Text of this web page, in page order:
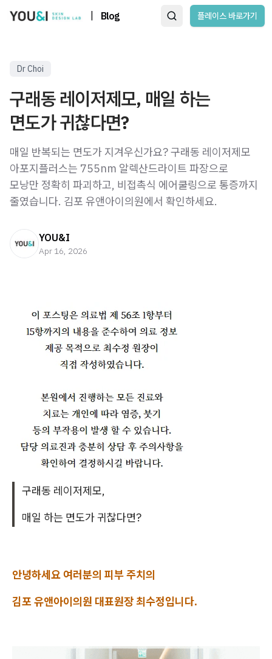
Blog 플레이스 바로가기
Dr Choi
구래동 레이저제모, 매일 하는
면도가 귀찮다면?
매일 반복되는 면도가 지겨우신가요? 구래동 레이저제모
아포지플러스는 755nm 알렉산드라이트 파장으로
모낭만 정확히 파괴하고, 비접촉식 에어쿨링으로 통증까지
줄였습니다. 김포 유앤아이의원에서 확인하세요.
YOU&I
Apr 16, 2026
구래동 레이저제모,
매일 하는 면도가 귀찮다면?
안녕하세요 여러분의 피부 주치의
김포 유앤아이의원 대표원장 최수정입니다.